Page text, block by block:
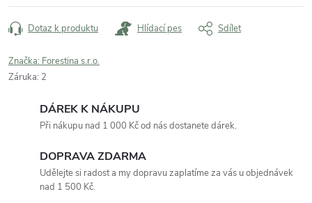
Dotaz k produktu Hlídací pes Sdílet
Značka: Forestina s.r.o.
Záruka: 2
DÁREK K NÁKUPU
Při nákupu nad 1 000 Kč od nás dostanete dárek.
DOPRAVA ZDARMA
Udělejte si radost a my dopravu zaplatíme za vás u objednávek
nad 1 500 Kč.